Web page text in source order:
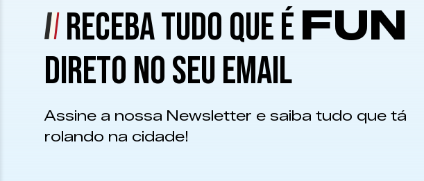
RECEBA TUDO QUE ÉFUN
DIRETO NO SEU EMAIL
Assine a nossa Newsletter e saiba tudo que tá
rolando na cidade!